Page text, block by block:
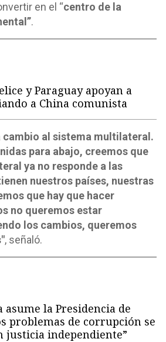
en el “centro de la
.
y Paraguay apoyan a
a China comunista
cambio al sistema multilateral.
para abajo, creemos que
ya no responde a las
nuestros países, nuestras
que hay que hacer
no queremos estar
los cambios, queremos
, señaló.
asume la Presidencia de
problemas de corrupción se
justicia independiente”